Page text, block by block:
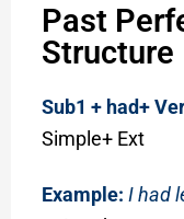
Past
Structure
Sub1 + had+
Simple+ Ext
Example: I had